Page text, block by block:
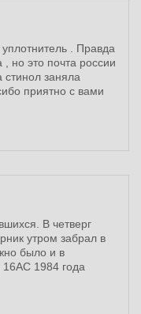
. Правда
но это почта россии
стинол заняла
приятно с вами
В четверг
утром забрал в
было и в
16АС 1984 года